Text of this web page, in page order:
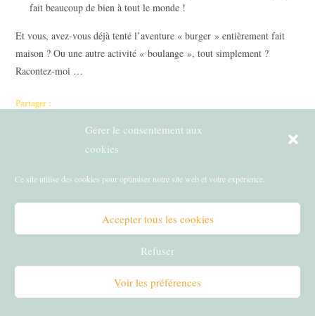
Gérer le consentement aux
cookies
Ce site utilise des cookies pour optimiser notre site web et votre expérience.
Accepter tous les cookies
Refuser
Voir les préférences
fait beaucoup de bien à tout le monde !
Et vous, avez-vous déjà tenté l’aventure « burger » entièrement fait
maison ? Ou une autre activité « boulange », tout simplement ?
Racontez-moi …
Partager :
3 habitudes pour rester zen en cuisine et à table avec les enfants
Article suivant
8 idées de cadeaux pour cuisiner avec les enfants